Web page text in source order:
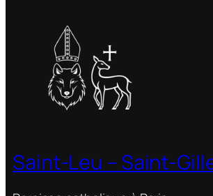
Saint-Leu – Saint-